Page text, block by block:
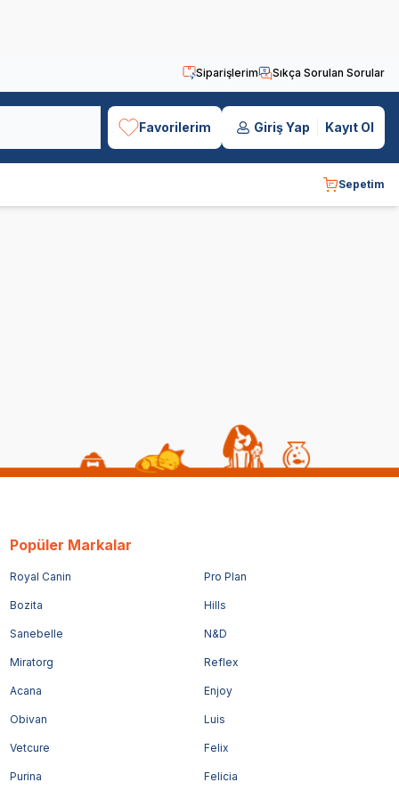
Siparişlerim Sıkça Sorulan Sorular
Favorilerim Giriş Yap Kayıt Ol
Sepetim
Popüler Markalar
Royal Canin Pro Plan
Bozita Hills
Sanebelle N&D
Miratorg Reflex
Acana Enjoy
Obivan Luis
Vetcure Felix
Purina Felicia